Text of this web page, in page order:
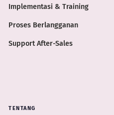
Implementasi & Training
Proses Berlangganan
Support After-Sales
TENTANG